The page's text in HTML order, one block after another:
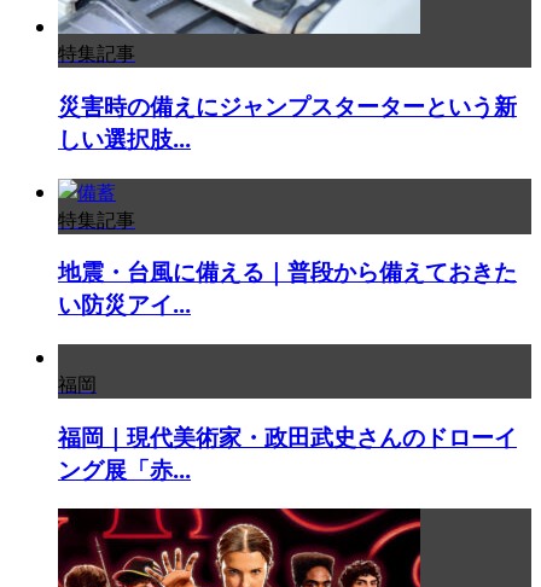
特集記事
災害時の備えにジャンプスターターという新
しい選択肢...
特集記事
地震・台風に備える｜普段から備えておきた
い防災アイ...
福岡
福岡｜現代美術家・政田武史さんのドローイ
ング展「赤...